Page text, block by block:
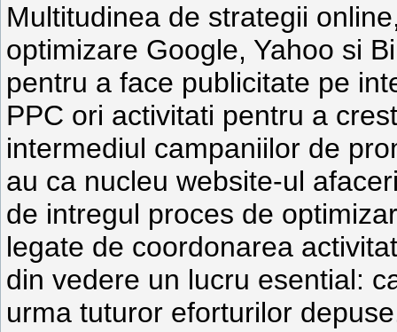
Multitudinea de strategii
optimizare Google, Yahoo si
pentru a face publicitate pe
PPC ori activitati pentru a
intermediul campaniilor de
au ca nucleu website-ul
de intregul proces de
legate de coordonarea
din vedere un lucru esential:
urma tuturor eforturilor